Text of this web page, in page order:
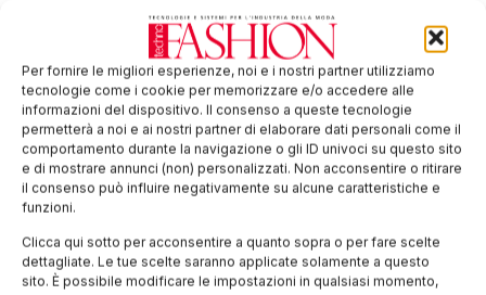
Per fornire le migliori esperienze, noi e i nostri partner utilizziamo
tecnologie come i cookie per memorizzare e/o accedere alle
informazioni del dispositivo. Il consenso a queste tecnologie
permetterà a noi e ai nostri partner di elaborare dati personali come il
comportamento durante la navigazione o gli ID univoci su questo sito
e di mostrare annunci (non) personalizzati. Non acconsentire o ritirare
il consenso può influire negativamente su alcune caratteristiche e
funzioni.
Clicca qui sotto per acconsentire a quanto sopra o per fare scelte
dettagliate. Le tue scelte saranno applicate solamente a questo
sito. È possibile modificare le impostazioni in qualsiasi momento,
Abbiamo aggiornato la nostra Informativa
sulla Privacy